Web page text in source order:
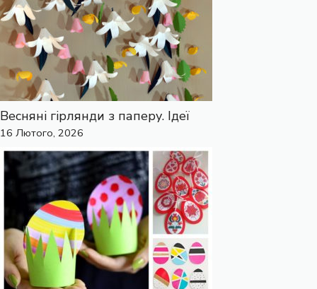
Весняні гірлянди з паперу. Ідеї
16 Лютого, 2026